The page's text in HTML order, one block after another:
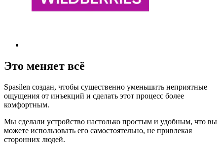
Это меняет всё
Spasilen создан, чтобы существенно уменьшить неприятные
ощущения от инъекций и сделать этот процесс более
комфортным.
Мы сделали устройство настолько простым и удобным, что вы
можете использовать его самостоятельно, не привлекая
сторонних людей.